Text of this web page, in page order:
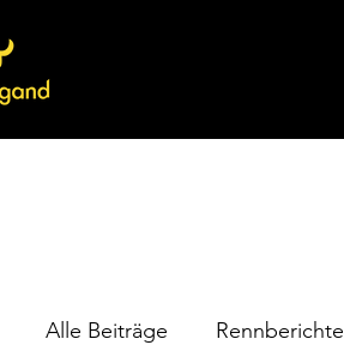
Alle Beiträge Rennberichte